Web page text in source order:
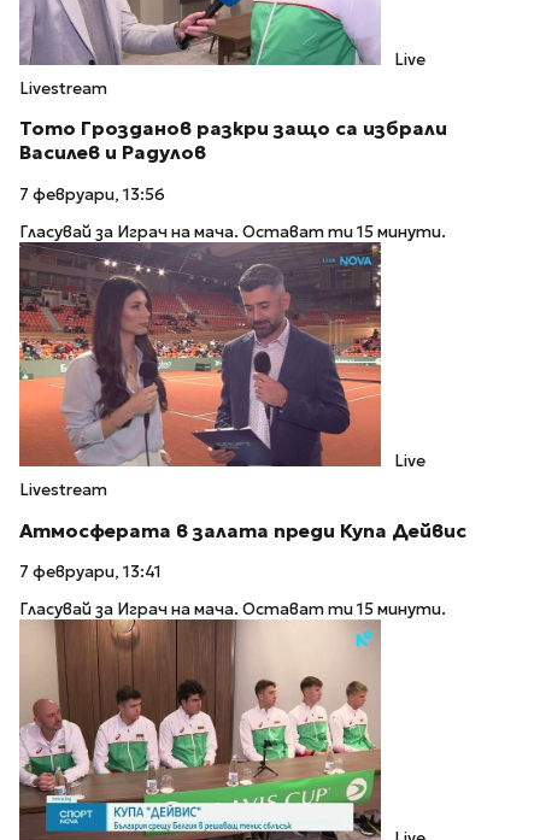
Live
Livestream
Тото Грозданов разкри защо са избрали
Василев и Радулов
7 февруари, 13:56
Гласувай за Играч на мача. Остават ти 15 минути.
Live
Livestream
Атмосферата в залата преди Купа Дейвис
7 февруари, 13:41
Гласувай за Играч на мача. Остават ти 15 минути.